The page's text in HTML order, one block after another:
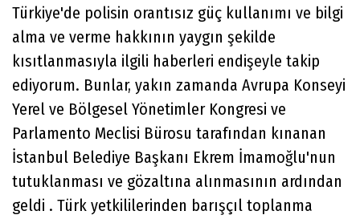
Türkiye'de polisin orantısız güç kullanımı ve bilgi
alma ve verme hakkının yaygın şekilde
kısıtlanmasıyla ilgili haberleri endişeyle takip
ediyorum. Bunlar, yakın zamanda Avrupa Konseyi
Yerel ve Bölgesel Yönetimler Kongresi ve
Parlamento Meclisi Bürosu tarafından kınanan
İstanbul Belediye Başkanı Ekrem İmamoğlu'nun
tutuklanması ve gözaltına alınmasının ardından
geldi . Türk yetkililerinden barışçıl toplanma